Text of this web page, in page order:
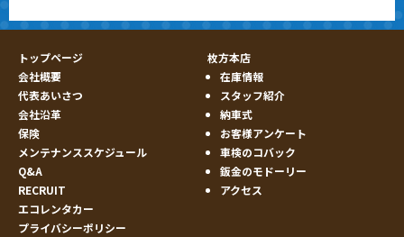
トップページ
会社概要
代表あいさつ
会社沿革
保険
メンテナンススケジュール
Q&A
RECRUIT
エコレンタカー
プライバシーポリシー
枚方本店
在庫情報
スタッフ紹介
納車式
お客様アンケート
車検のコバック
鈑金のモドーリー
アクセス